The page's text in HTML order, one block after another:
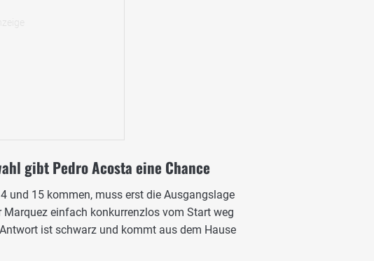
gibt Pedro Acosta eine Chance
und 15 kommen, muss erst die Ausgangslage
einfach konkurrenzlos vom Start weg
ist schwarz und kommt aus dem Hause